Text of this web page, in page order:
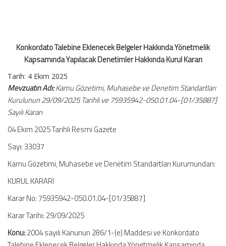
Konkordato Talebine Eklenecek Belgeler Hakkında Yönetmelik
Kapsamında Yapılacak Denetimler Hakkında Kurul Kararı
Tarih: 4 Ekim 2025
Mevzuatın Adı:Kamu Gözetimi, Muhasebe ve Denetim Standartları
Kurulunun 29/09/2025 Tarihli ve 75935942-050.01.04-[01/35887]
Sayılı Kararı
04 Ekim 2025 Tarihli Resmi Gazete
Sayı: 33037
Kamu Gözetimi, Muhasebe ve Denetim Standartları Kurumundan:
KURUL KARARI
Karar No: 75935942-050.01.04-[01/35887]
Karar Tarihi: 29/09/2025
Konu:2004 sayılı Kanunun 286/1-(e) Maddesi ve Konkordato